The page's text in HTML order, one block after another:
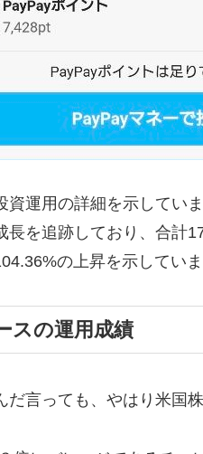
資運用の詳細を示してい
長を追跡しており、合計
の上昇を示していま
スの運用成績
だ言っても、やはり米国